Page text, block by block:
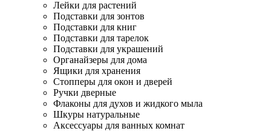
Лейки для растений
Подставки для зонтов
Подставки для книг
Подставки для тарелок
Подставки для украшений
Органайзеры для дома
Ящики для хранения
Стопперы для окон и дверей
Ручки дверные
Флаконы для духов и жидкого мыла
Шкуры натуральные
Аксессуары для ванных комнат